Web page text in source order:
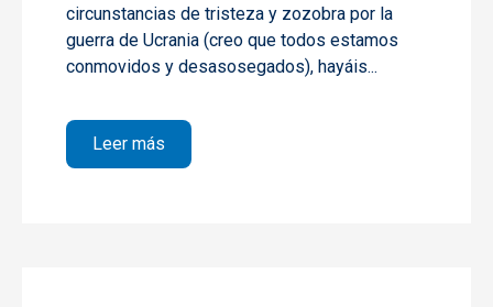
circunstancias de tristeza y zozobra por la
guerra de Ucrania (creo que todos estamos
conmovidos y desasosegados), hayáis...
Leer más